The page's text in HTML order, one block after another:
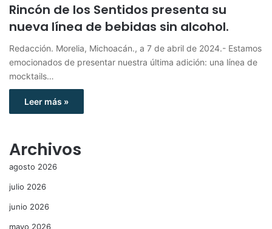
Rincón de los Sentidos presenta su
nueva línea de bebidas sin alcohol.
Redacción. Morelia, Michoacán., a 7 de abril de 2024.- Estamos
emocionados de presentar nuestra última adición: una línea de
mocktails…
Leer más »
Archivos
agosto 2026
julio 2026
junio 2026
mayo 2026